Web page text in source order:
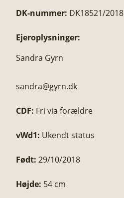
DK-nummer: DK18521/2018
Ejeroplysninger:
Sandra Gyrn
sandra@gyrn.dk
CDF: Fri via forældre
vWd1: Ukendt status
Født: 29/10/2018
Højde: 54 cm